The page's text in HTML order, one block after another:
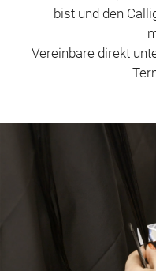
bist und den
Vereinbare direkt